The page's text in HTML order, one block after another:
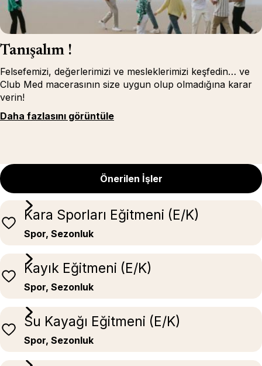
Tanışalım !
Felsefemizi, değerlerimizi ve mesleklerimizi keşfedin… ve
Club Med macerasının size uygun olup olmadığına karar
verin!
Daha fazlasını görüntüle
Önerilen İşler
Kara Sporları Eğitmeni (E/K)
Spor, Sezonluk
Kayık Eğitmeni (E/K)
Spor, Sezonluk
Su Kayağı Eğitmeni (E/K)
Spor, Sezonluk